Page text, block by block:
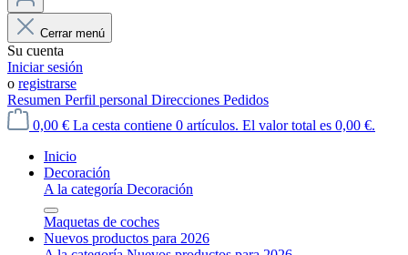
Cerrar menú
Su cuenta
Iniciar sesión
o registrarse
Resumen Perfil personal Direcciones Pedidos
0,00 € La cesta contiene 0 artículos. El valor total es 0,00 €.
Inicio
Decoración
A la categoría Decoración
Maquetas de coches
Nuevos productos para 2026